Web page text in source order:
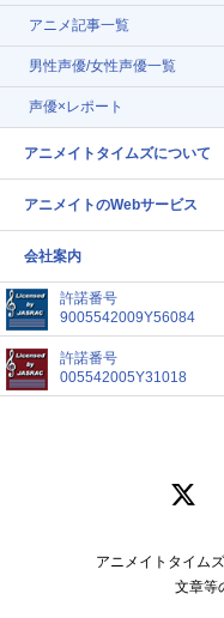
アニメ記事一覧
男性声優/女性声優一覧
声優×レポート
アニメイトタイムズについて
アニメイトのWebサービス
会社案内
許諾番号
9005542009Y56084
許諾番号
005542005Y31018
アニメイトタイム
文章等